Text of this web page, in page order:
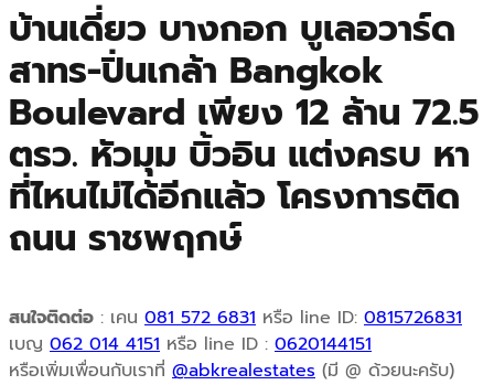
บ้านเดี่ยว บางกอก บูเลอวาร์ด
สาทร-ปิ่นเกล้า Bangkok
Boulevard เพียง 12 ล้าน 72.5
ตรว. หัวมุม บิ้วอิน แต่งครบ หา
ที่ไหนไม่ได้อีกแล้ว โครงการติด
ถนน ราชพฤกษ์
สนใจติดต่อ : เคน 081 572 6831 หรือ line ID: 0815726831
เบญ 062 014 4151 หรือ line ID : 0620144151
หรือเพิ่มเพื่อนกับเราที่ @abkrealestates (มี @ ด้วยนะครับ)